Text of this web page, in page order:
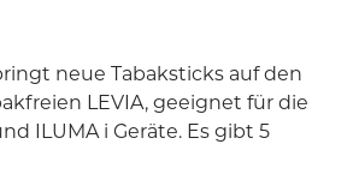
neue Tabaksticks auf den
LEVIA, geeignet für die
ILUMA i Geräte. Es gibt 5